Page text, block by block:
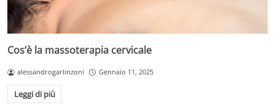
Cos’è la massoterapia cervicale
alessandrogarlinzoni Gennaio 11, 2025
Leggi di più